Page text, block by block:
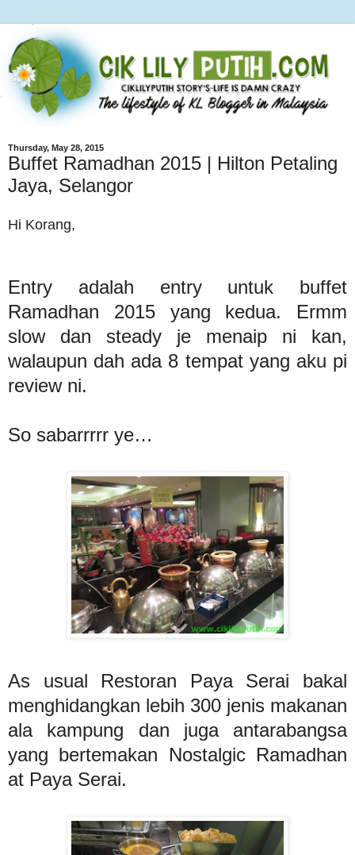
Thursday, May 28, 2015
Buffet Ramadhan 2015 | Hilton Petaling
Jaya, Selangor
Hi Korang,
Entry adalah entry untuk buffet
Ramadhan 2015 yang kedua. Ermm
slow dan steady je menaip ni kan,
walaupun dah ada 8 tempat yang aku pi
review ni.
So sabarrrrr ye…
As usual Restoran Paya Serai bakal
menghidangkan lebih 300 jenis makanan
ala kampung dan juga antarabangsa
yang bertemakan Nostalgic Ramadhan
at Paya Serai.